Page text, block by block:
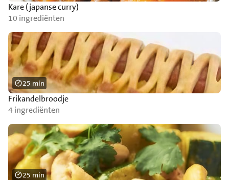
Kare (japanse curry)
10 ingrediënten
Frikandelbroodje
4 ingrediënten
25 min
25 min